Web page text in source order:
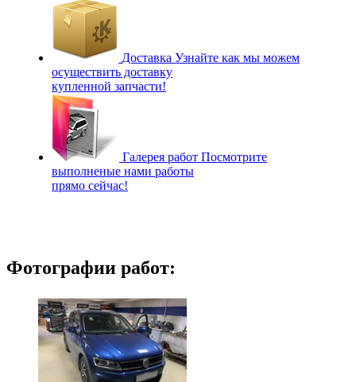
Доставка Узнайте как мы можем
осуществить доставку
купленной запчасти!
Галерея работ Посмотрите
выполненые нами работы
прямо сейчас!
Фотографии работ: